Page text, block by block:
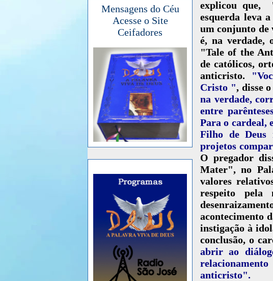
Mensagens do Céu
Acesse o Site
Ceifadores
explicou que,
esquerda leva
um conjunto de
é, na verdade,
"Tale of the
de católicos,
anticristo.
Cristo ", disse
na verdade,
entre
Para o cardeal,
Filho de Deus
projetos
O pregador
Mater", no
valores
respeito pela
acontecimento
instigação à
conclusão, o
abrir ao
anticristo".